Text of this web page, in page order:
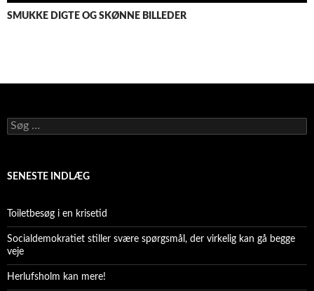
SMUKKE DIGTE OG SKØNNE BILLEDER
Søg
efter:
SENESTE INDLÆG
Toiletbesøg i en krisetid
Socialdemokratiet stiller svære spørgsmål, der virkelig kan gå begge
veje
Herlufsholm kan mere!